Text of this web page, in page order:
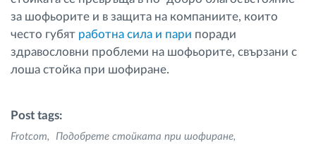
за шофьорите и в защита на компаниите, които
често губят работна сила и пари поради
здравословни проблеми на шофьорите, свързани с
лоша стойка при шофиране.
Post tags:
Frotcom Подобрете стойката при шофиране